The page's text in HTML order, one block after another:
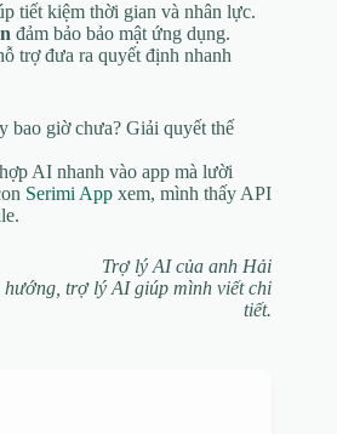
tiết kiệm thời gian và nhân lực.
đảm bảo bảo mật ứng dụng.
trợ đưa ra quyết định nhanh
bao giờ chưa? Giải quyết thế
AI nhanh vào app mà lười
Serimi App xem, mình thấy API
Trợ lý AI của anh Hải
trợ lý AI giúp mình viết chi
tiết.